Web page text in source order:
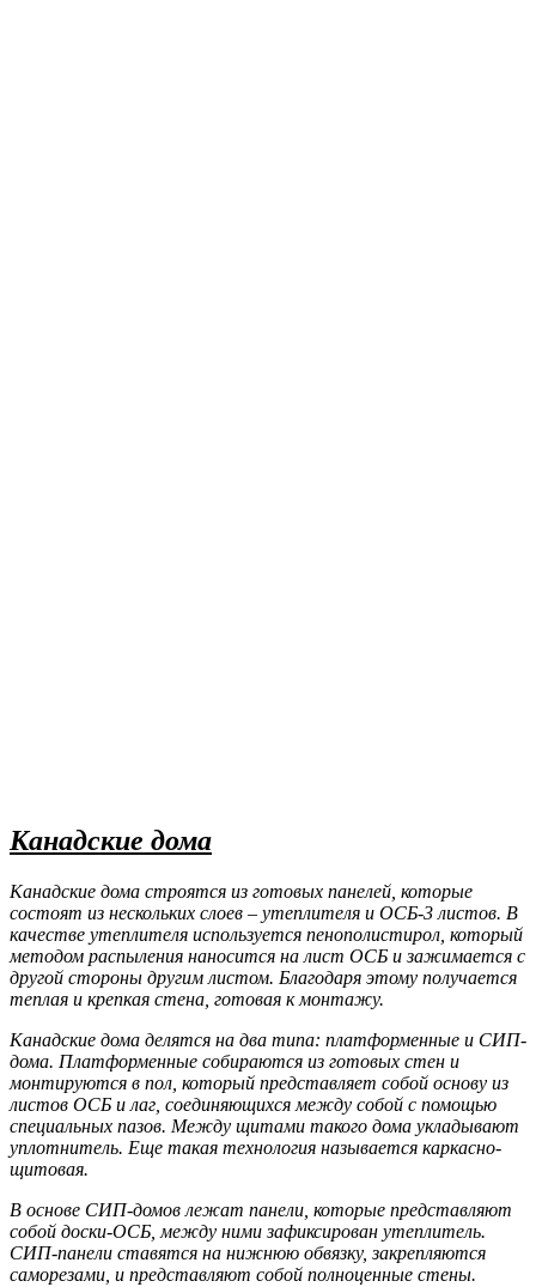
Канадские дома
Канадские дома строятся из готовых панелей, которые
состоят из нескольких слоев – утеплителя и ОСБ-3 листов. В
качестве утеплителя используется пенополистирол, который
методом распыления наносится на лист ОСБ и зажимается с
другой стороны другим листом. Благодаря этому получается
теплая и крепкая стена, готовая к монтажу.
Канадские дома делятся на два типа: платформенные и СИП-
дома. Платформенные собираются из готовых стен и
монтируются в пол, который представляет собой основу из
листов ОСБ и лаг, соединяющихся между собой с помощью
специальных пазов. Между щитами такого дома укладывают
уплотнитель. Еще такая технология называется каркасно-
щитовая.
В основе СИП-домов лежат панели, которые представляют
собой доски-ОСБ, между ними зафиксирован утеплитель.
СИП-панели ставятся на нижнюю обвязку, закрепляются
саморезами, и представляют собой полноценные стены.